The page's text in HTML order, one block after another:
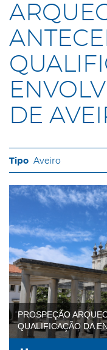
DE
Aveiro
PROSPEÇÃO
QUALIFICAÇÃO DA